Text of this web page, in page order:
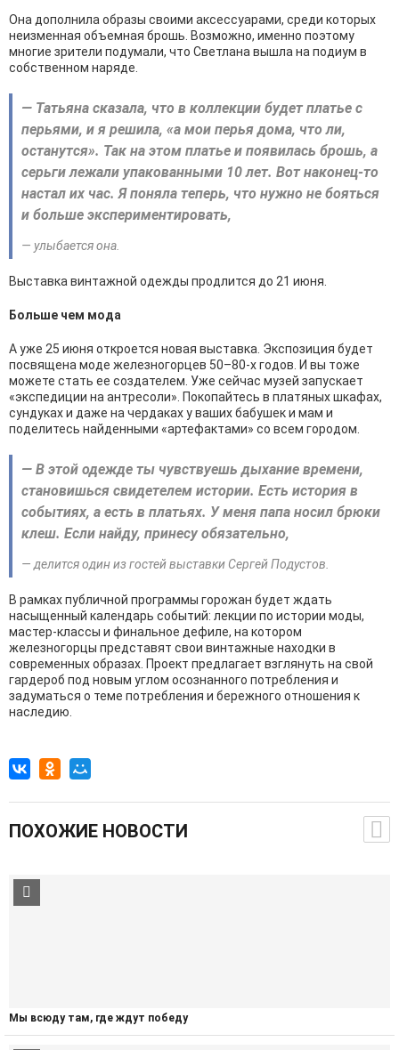
Она дополнила образы своими аксессуарами, среди которых
неизменная объемная брошь. Возможно, именно поэтому
многие зрители подумали, что Светлана вышла на подиум в
собственном наряде.
— Татьяна сказала, что в коллекции будет платье с
перьями, и я решила, «а мои перья дома, что ли,
останутся». Так на этом платье и появилась брошь, а
серьги лежали упакованными 10 лет. Вот наконец-то
настал их час. Я поняла теперь, что нужно не бояться
и больше экспериментировать,
— улыбается она.
Выставка винтажной одежды продлится до 21 июня.
Больше чем мода
А уже 25 июня откроется новая выставка. Экспозиция будет
посвящена моде железногорцев 50–80-х годов. И вы тоже
можете стать ее создателем. Уже сейчас музей запускает
«экспедиции на антресоли». Покопайтесь в платяных шкафах,
сундуках и даже на чердаках у ваших бабушек и мам и
поделитесь найденными «артефактами» со всем городом.
— В этой одежде ты чувствуешь дыхание времени,
становишься свидетелем истории. Есть история в
событиях, а есть в платьях. У меня папа носил брюки
клеш. Если найду, принесу обязательно,
— делится один из гостей выставки Сергей Подустов.
В рамках публичной программы горожан будет ждать
насыщенный календарь событий: лекции по истории моды,
мастер-классы и финальное дефиле, на котором
железногорцы представят свои винтажные находки в
современных образах. Проект предлагает взглянуть на свой
гардероб под новым углом осознанного потребления и
задуматься о теме потребления и бережного отношения к
наследию.
ПОХОЖИЕ НОВОСТИ
Мы всюду там, где ждут победу